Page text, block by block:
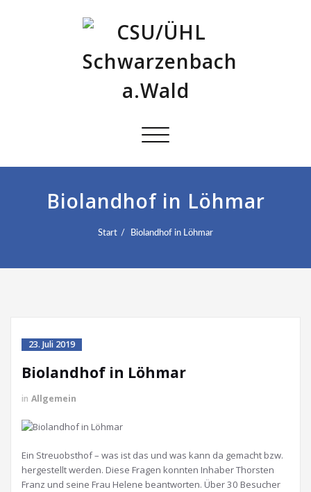
Schalte
Biolandhof in Löhmar
Start Biolandhof in Löhmar
23. Juli 2019
Biolandhof in Löhmar
in Allgemein
Ein Streuobsthof – was ist das und was kann da gemacht bzw.
hergestellt werden. Diese Fragen konnten Inhaber Thorsten
Franz und seine Frau Helene beantworten. Über 30 Besucher